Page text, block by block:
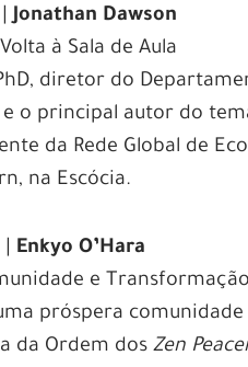
|Jonathan Dawson
à Sala de Aula
diretor do
o principal autor do
da Rede Global de
na Escócia.
Enkyo O’Hara
e Transformação
próspera comunidade
da Ordem dosZen